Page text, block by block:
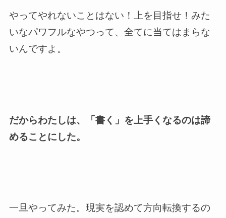
やってやれないことはない！上を目指せ！みた
いなパワフルなやつって、全てに当てはまらな
いんですよ。
だからわたしは、「書く」を上手くなるのは諦
めることにした。
一旦やってみた。現実を認めて方向転換するの